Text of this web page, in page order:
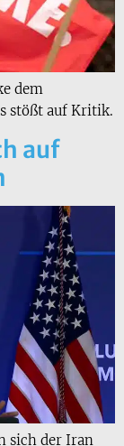
dem
stößt auf Kritik.
auf
sich der Iran